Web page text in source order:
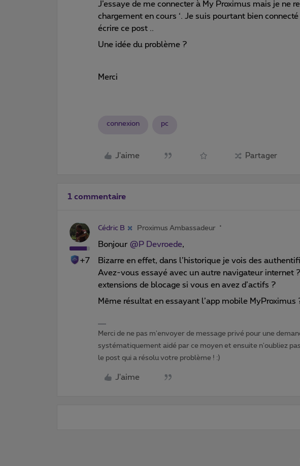
J’essaye de me connecter à My Proximus mais je ne
chargement en cours ‘. Je suis pourtant bien
écrire ce post ..
Une idée du problème ?
Merci
connexion pc
J'aime Partager
1 commentaire
+7
Cédric B Proximus Ambassadeur
Bonjour @P Devroede,
Bizarre en effet, dans l’historique je vois des
Avez-vous essayé avec un autre navigateur internet
extensions de blocage si vous en avez d’actifs ?
Même résultat en essayant l’app mobile MyProximus
Merci de ne pas m'envoyer de message privé pour une
systématiquement aidé par ce moyen et ensuite n'oubliez
le post qui a résolu votre problème ! :)
J'aime